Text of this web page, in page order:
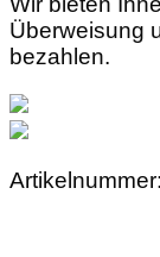
Überweisung